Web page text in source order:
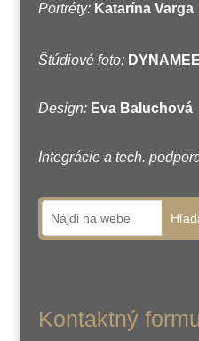
Portréty: Katarína Varga
Štúdiové foto:
Design: Eva Baluchová
Integrácie a tech.
Kontaktný